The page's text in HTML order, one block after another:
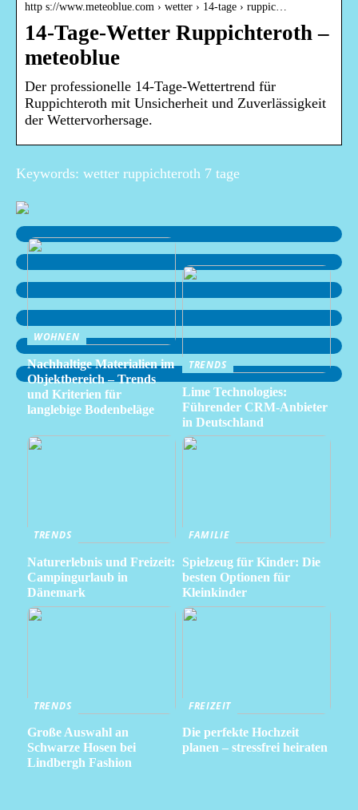
http s://www.meteoblue.com › wetter › 14-tage › ruppic…
14-Tage-Wetter Ruppichteroth –
meteoblue
Der professionelle 14-Tage-Wettertrend für
Ruppichteroth mit Unsicherheit und Zuverlässigkeit
der Wettervorhersage.
Keywords: wetter ruppichteroth 7 tage
WOHNEN
Nachhaltige Materialien im
Objektbereich – Trends
und Kriterien für
langlebige Bodenbeläge
TRENDS
Lime Technologies:
Führender CRM-Anbieter
in Deutschland
TRENDS
Naturerlebnis und Freizeit:
Campingurlaub in
Dänemark
FAMILIE
Spielzeug für Kinder: Die
besten Optionen für
Kleinkinder
TRENDS
Große Auswahl an
Schwarze Hosen bei
Lindbergh Fashion
FREIZEIT
Die perfekte Hochzeit
planen – stressfrei heiraten